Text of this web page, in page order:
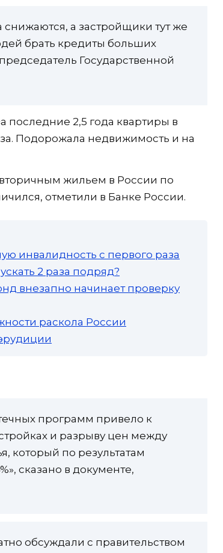
снижаются, а застройщики тут же
брать кредиты больших
Государственной
последние 2,5 года квартиры в
Подорожала недвижимость и на
жильем в России по
отметили в Банке России.
инвалидность с первого раза
2 раза подряд?
внезапно начинает проверку
раскола России
программ привело к
и разрыву цен между
который по результатам
сказано в документе,
обсуждали с правительством